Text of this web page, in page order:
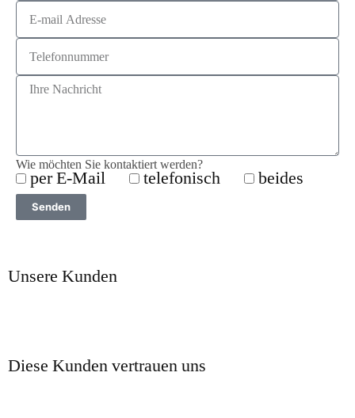
Wie möchten Sie kontaktiert werden?
per E-Mail telefonisch beides
Senden
Unsere Kunden
Diese Kunden vertrauen uns